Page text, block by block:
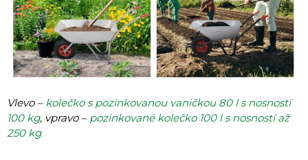
Vlevo – kolečko s pozinkovanou vaničkou 80 l s nosností
100 kg, vpravo – pozinkované kolečko 100 l s nosností až
250 kg